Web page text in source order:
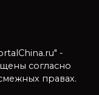
-
согласно
правах.